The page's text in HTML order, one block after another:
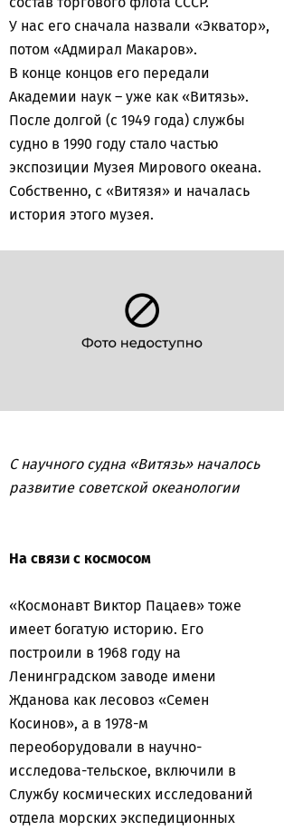
У нас его сначала назвали «Экватор»,
потом «Адмирал Макаров».
В конце концов его передали
Академии наук – уже как «Витязь».
После долгой (с 1949 года) службы
судно в 1990 году стало частью
экспозиции Музея Мирового океана.
Собственно, с «Витязя» и началась
история этого музея.
С научного судна «Витязь» началось
развитие советской океанологии
На связи с космосом
«Космонавт Виктор Пацаев» тоже
имеет богатую историю. Его
построили в 1968 году на
Ленинградском заводе имени
Жданова как лесовоз «Семен
Косинов», а в 1978-м
переоборудовали в научно-
исследова-тельское, включили в
Службу космических исследований
отдела морских экспедиционных